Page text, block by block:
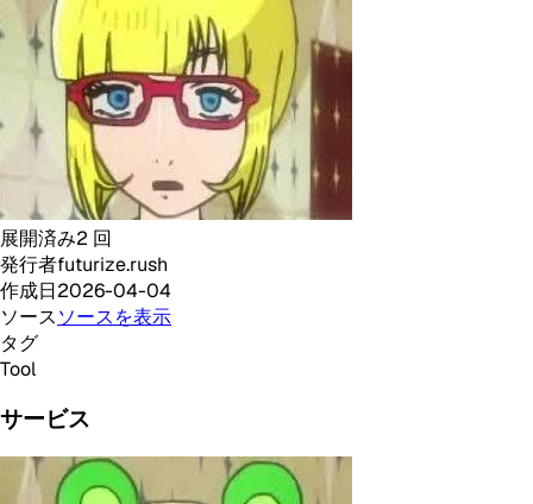
展開済み2 回
発行者futurize.rush
作成日2026-04-04
ソースソースを表示
タグ
Tool
サービス